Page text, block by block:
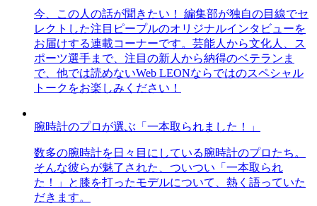
今、この人の話が聞きたい！ 編集部が独自の目線でセ
レクトした注目ピープルのオリジナルインタビューを
お届けする連載コーナーです。芸能人から文化人、ス
ポーツ選手まで、注目の新人から納得のベテランま
で、他では読めないWeb LEONならではのスペシャル
トークをお楽しみください！
腕時計のプロが選ぶ「一本取られました！」
数多の腕時計を日々目にしている腕時計のプロたち。
そんな彼らが魅了された、ついつい「一本取られ
た！」と膝を打ったモデルについて、熱く語っていた
だきます。